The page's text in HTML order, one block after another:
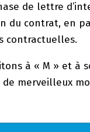
de lettre
du contrat, en
contractuelles.
à « M » et à
merveilleux